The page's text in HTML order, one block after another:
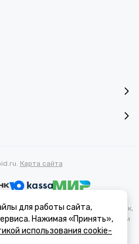
Карта сайта
касающаяся характеристик,
информационный характер и ни при
офертой, определяемой
Гражданского кодекса РФ.
для работы сайта,
Нажимая «Принять»,
использования cookie-